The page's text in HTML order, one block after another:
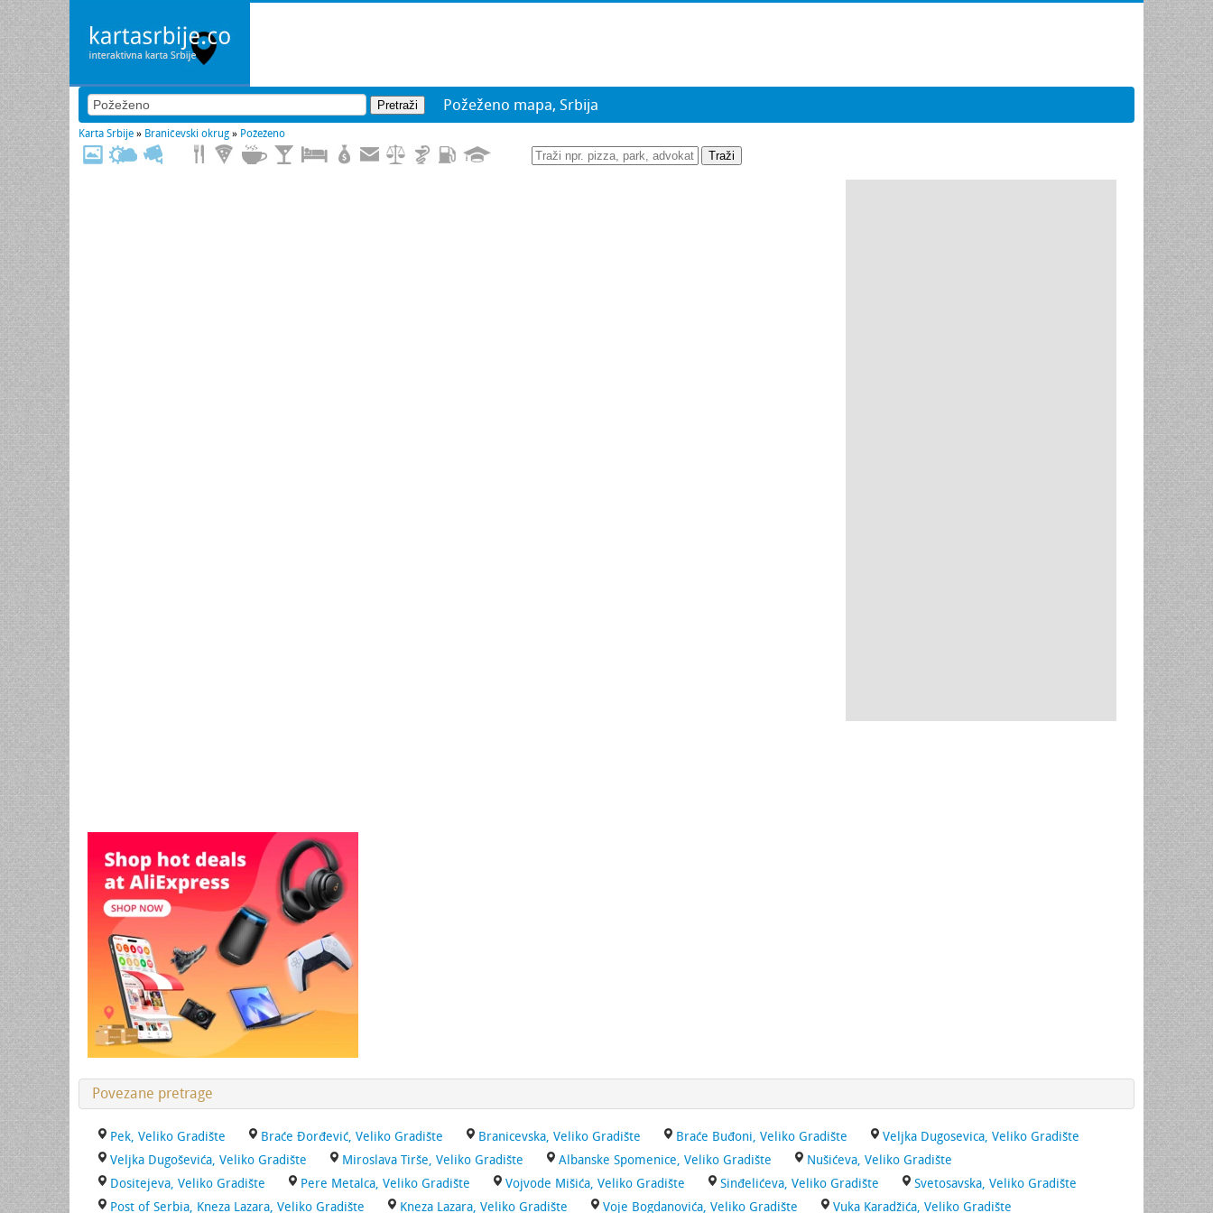
Požeženo mapa, Srbija
Karta Srbije » Braničevski okrug » Požeženo
Traži
Povezane pretrage
Pek, Veliko Gradište Braće Đorđević, Veliko Gradište Branicevska, Veliko Gradište Braće Buđoni, Veliko Gradište
Veljka Dugosevica, Veliko Gradište
Veljka Dugoševića, Veliko Gradište
Miroslava Tirše, Veliko Gradište Albanske Spomenice, Veliko Gradište
Nušićeva, Veliko Gradište
Dositejeva, Veliko Gradište
Pere Metalca, Veliko Gradište Vojvode Mišića, Veliko Gradište Sinđelićeva, Veliko Gradište
Svetosavska, Veliko Gradište
Post of Serbia, Kneza Lazara, Veliko Gradište
Kneza Lazara, Veliko Gradište Voje Bogdanovića, Veliko Gradište Vuka Karadžića, Veliko Gradište